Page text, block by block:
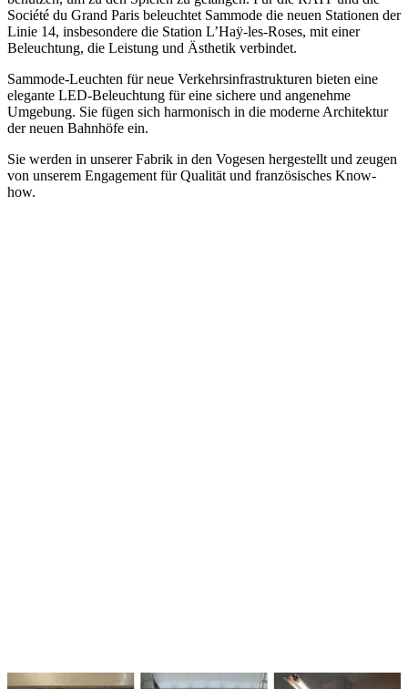
Société du Grand Paris beleuchtet Sammode die neuen Stationen der
Linie 14, insbesondere die Station L’Haÿ-les-Roses, mit einer
Beleuchtung, die Leistung und Ästhetik verbindet.
Sammode-Leuchten für neue Verkehrsinfrastrukturen bieten eine
elegante LED-Beleuchtung für eine sichere und angenehme
Umgebung. Sie fügen sich harmonisch in die moderne Architektur
der neuen Bahnhöfe ein.
Sie werden in unserer Fabrik in den Vogesen hergestellt und zeugen
von unserem Engagement für Qualität und französisches Know-
how.